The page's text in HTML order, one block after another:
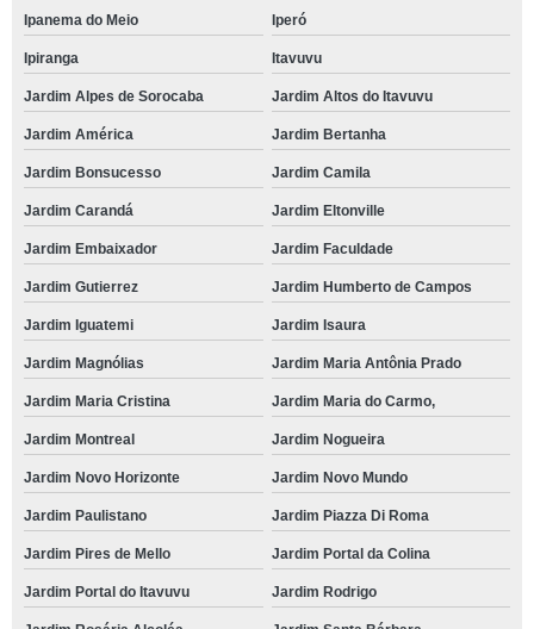
Ipanema do Meio Iperó
Ipiranga Itavuvu
Jardim Alpes de Sorocaba Jardim Altos do Itavuvu
Jardim América Jardim Bertanha
Jardim Bonsucesso Jardim Camila
Jardim Carandá Jardim Eltonville
Jardim Embaixador Jardim Faculdade
Jardim Gutierrez Jardim Humberto de Campos
Jardim Iguatemi Jardim Isaura
Jardim Magnólias Jardim Maria Antônia Prado
Jardim Maria Cristina Jardim Maria do Carmo,
Jardim Montreal Jardim Nogueira
Jardim Novo Horizonte Jardim Novo Mundo
Jardim Paulistano Jardim Piazza Di Roma
Jardim Pires de Mello Jardim Portal da Colina
Jardim Portal do Itavuvu Jardim Rodrigo